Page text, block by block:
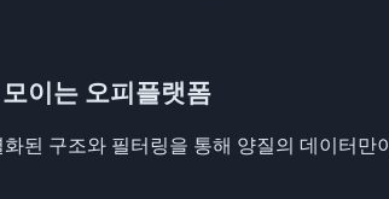
이는 오피플랫폼
된 구조와 필터링을 통해 양질의 데이터